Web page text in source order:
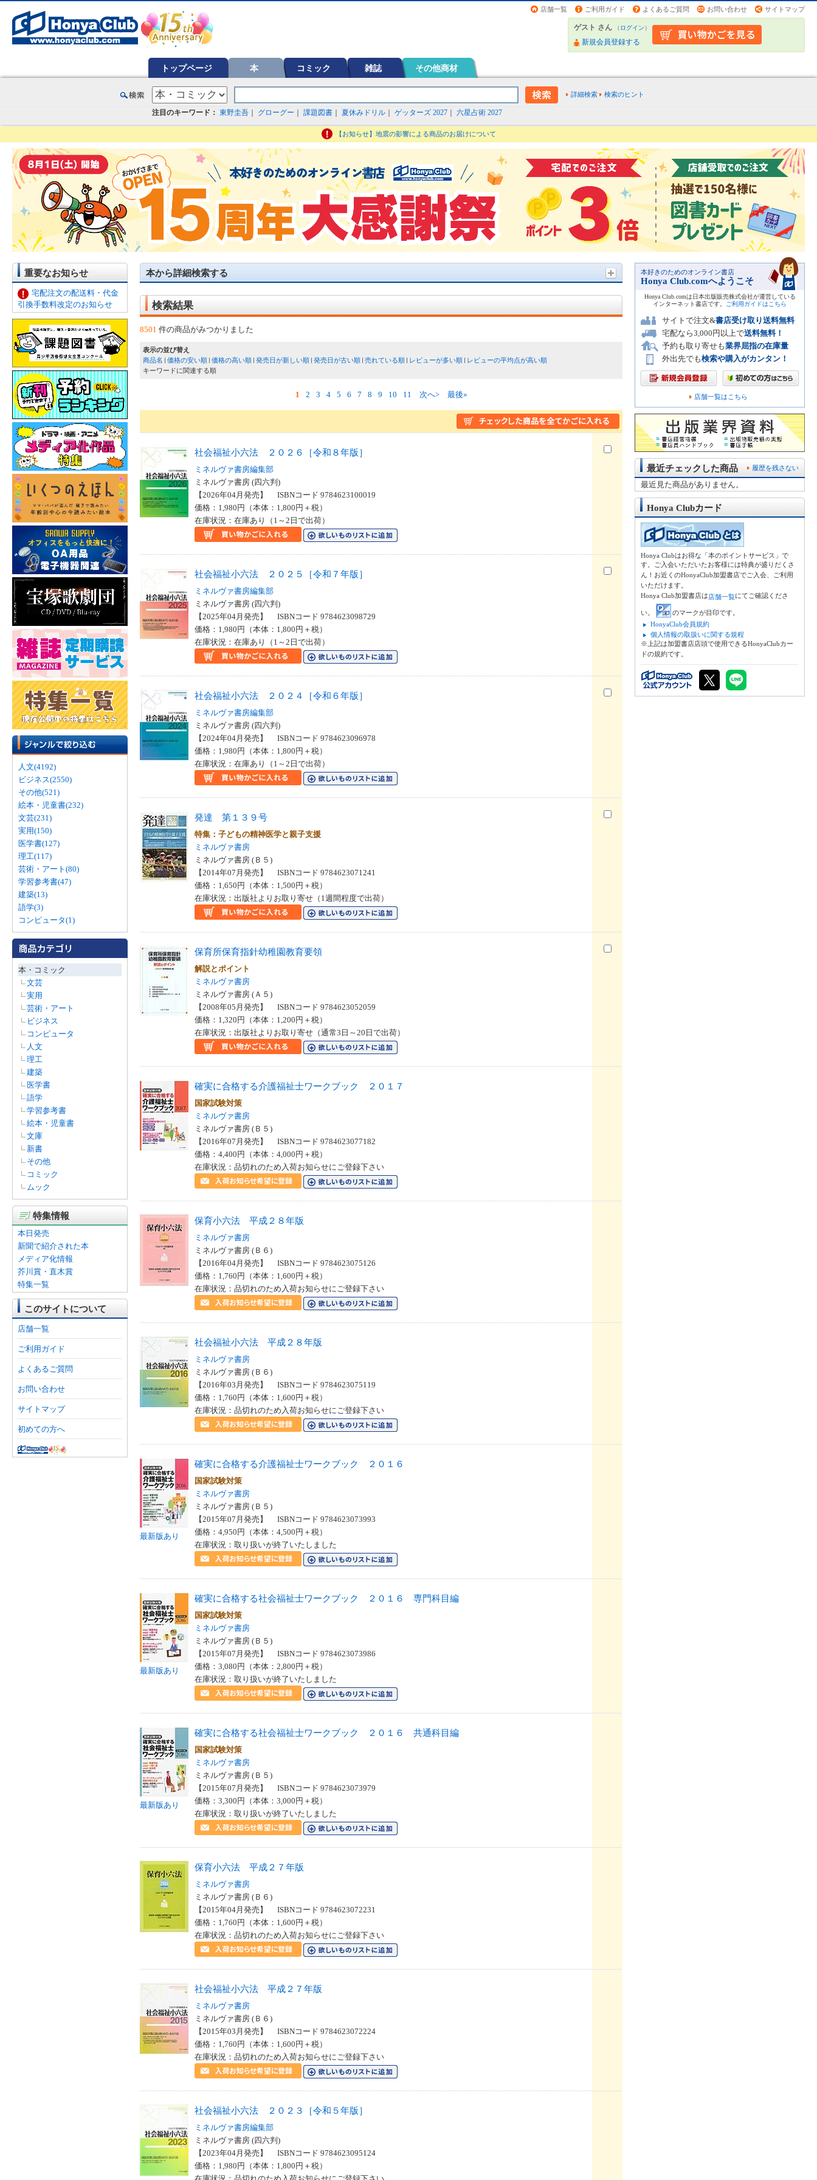
店舗一覧 ご利用ガイド よくあるご質問 お問い合わせ サイトマップ
ゲスト さん （ログイン）
新規会員登録する
トップページ 本 コミック 雑誌 その他商材
詳細検索 検索のヒント
注目のキーワード： 東野圭吾 グローグー 課題図書 夏休みドリル ゲッターズ 2027 六星占術 2027
【お知らせ】地震の影響による商品のお届けについて
重要なお知らせ
宅配注文の配送料・代金
引換手数料改定のお知らせ
人文(4192)
ビジネス(2550)
その他(521)
絵本・児童書(232)
文芸(231)
実用(150)
医学書(127)
理工(117)
芸術・アート(80)
学習参考書(47)
建築(13)
語学(3)
コンピュータ(1)
本・コミック
文芸
実用
芸術・アート
ビジネス
コンピュータ
人文
理工
建築
医学書
語学
学習参考書
絵本・児童書
文庫
新書
その他
コミック
ムック
特集情報
本日発売
新聞で紹介された本
メディア化情報
芥川賞・直木賞
特集一覧
このサイトについて
店舗一覧
ご利用ガイド
よくあるご質問
お問い合わせ
サイトマップ
初めての方へ
本から詳細検索する
検索結果
8501 件の商品がみつかりました
表示の並び替え
商品名
価格の安い順 価格の高い順 発売日が新しい順 発売日が古い順 売れている順 レビューが多い順
レビューの平均点が高い順
キーワードに関連する順
1 2 3 4 5 6 7 8 9 10 11 次へ> 最後»
社会福祉小六法 ２０２６［令和８年版］
ミネルヴァ書房編集部
ミネルヴァ書房 (四六判)
【2026年04月発売】 ISBNコード 9784623100019
価格：1,980円（本体：1,800円＋税）
在庫状況：在庫あり（1～2日で出荷）
社会福祉小六法 ２０２５［令和７年版］
ミネルヴァ書房編集部
ミネルヴァ書房 (四六判)
【2025年04月発売】 ISBNコード 9784623098729
価格：1,980円（本体：1,800円＋税）
在庫状況：在庫あり（1～2日で出荷）
社会福祉小六法 ２０２４［令和６年版］
ミネルヴァ書房編集部
ミネルヴァ書房 (四六判)
【2024年04月発売】 ISBNコード 9784623096978
価格：1,980円（本体：1,800円＋税）
在庫状況：在庫あり（1～2日で出荷）
発達 第１３９号
特集：子どもの精神医学と親子支援
ミネルヴァ書房
ミネルヴァ書房 (Ｂ５)
【2014年07月発売】 ISBNコード 9784623071241
価格：1,650円（本体：1,500円＋税）
在庫状況：出版社よりお取り寄せ（1週間程度で出荷）
保育所保育指針幼稚園教育要領
解説とポイント
ミネルヴァ書房
ミネルヴァ書房 (Ａ５)
【2008年05月発売】 ISBNコード 9784623052059
価格：1,320円（本体：1,200円＋税）
在庫状況：出版社よりお取り寄せ（通常3日～20日で出荷）
確実に合格する介護福祉士ワークブック ２０１７
国家試験対策
ミネルヴァ書房
ミネルヴァ書房 (Ｂ５)
【2016年07月発売】 ISBNコード 9784623077182
価格：4,400円（本体：4,000円＋税）
在庫状況：品切れのため入荷お知らせにご登録下さい
保育小六法 平成２８年版
ミネルヴァ書房
ミネルヴァ書房 (Ｂ６)
【2016年04月発売】 ISBNコード 9784623075126
価格：1,760円（本体：1,600円＋税）
在庫状況：品切れのため入荷お知らせにご登録下さい
社会福祉小六法 平成２８年版
ミネルヴァ書房
ミネルヴァ書房 (Ｂ６)
【2016年03月発売】 ISBNコード 9784623075119
価格：1,760円（本体：1,600円＋税）
在庫状況：品切れのため入荷お知らせにご登録下さい
最新版あり
確実に合格する介護福祉士ワークブック ２０１６
国家試験対策
ミネルヴァ書房
ミネルヴァ書房 (Ｂ５)
【2015年07月発売】 ISBNコード 9784623073993
価格：4,950円（本体：4,500円＋税）
在庫状況：取り扱いが終了いたしました
最新版あり
確実に合格する社会福祉士ワークブック ２０１６ 専門科目編
国家試験対策
ミネルヴァ書房
ミネルヴァ書房 (Ｂ５)
【2015年07月発売】 ISBNコード 9784623073986
価格：3,080円（本体：2,800円＋税）
在庫状況：取り扱いが終了いたしました
最新版あり
確実に合格する社会福祉士ワークブック ２０１６ 共通科目編
国家試験対策
ミネルヴァ書房
ミネルヴァ書房 (Ｂ５)
【2015年07月発売】 ISBNコード 9784623073979
価格：3,300円（本体：3,000円＋税）
在庫状況：取り扱いが終了いたしました
保育小六法 平成２７年版
ミネルヴァ書房
ミネルヴァ書房 (Ｂ６)
【2015年04月発売】 ISBNコード 9784623072231
価格：1,760円（本体：1,600円＋税）
在庫状況：品切れのため入荷お知らせにご登録下さい
社会福祉小六法 平成２７年版
ミネルヴァ書房
ミネルヴァ書房 (Ｂ６)
【2015年03月発売】 ISBNコード 9784623072224
価格：1,760円（本体：1,600円＋税）
在庫状況：品切れのため入荷お知らせにご登録下さい
社会福祉小六法 ２０２３［令和５年版］
ミネルヴァ書房編集部
ミネルヴァ書房 (四六判)
【2023年04月発売】 ISBNコード 9784623095124
価格：1,980円（本体：1,800円＋税）
本好きのためのオンライン書店
Honya Club.comへようこそ
Honya Club.comは日本出版販売株式会社が運営している
インターネット書店です。
ご利用ガイドはこちら
サイトで注文&書店受け取り送料無料
宅配なら3,000円以上で送料無料！
予約も取り寄せも業界屈指の在庫量
外出先でも検索や購入がカンタン！
店舗一覧はこちら
履歴を残さない
最近チェックした商品
最近見た商品がありません。
Honya Clubカード
Honya Clubはお得な「本のポイントサービス」で
す。ご入会いただいたお客様には特典が盛りだくさ
ん！お近くのHonyaClub加盟書店でご入会、ご利用
いただけます。
Honya Club加盟書店は店舗一覧にてご確認くださ
い。
のマークが目印です。
HonyaClub会員規約
個人情報の取扱いに関する規程
※上記は加盟書店店頭で使用できるHonyaClubカー
ドの規約です。